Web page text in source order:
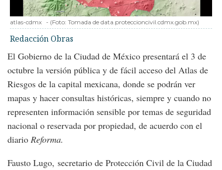
atlas-cdmx - (Foto: Tomada de data.proteccioncivil.cdmx.gob.mx)
Redacción Obras
El Gobierno de la Ciudad de México presentará el 3 de
octubre la versión pública y de fácil acceso del Atlas de
Riesgos de la capital mexicana, donde se podrán ver
mapas y hacer consultas históricas, siempre y cuando no
representen información sensible por temas de seguridad
nacional o reservada por propiedad, de acuerdo con el
diario Reforma.
Fausto Lugo, secretario de Protección Civil de la Ciudad